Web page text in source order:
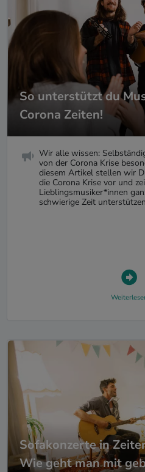
So unterstützt du
Corona Zeiten!
Wir alle wissen:
von der Corona Krise
diesem Artikel stellen wir
die Corona Krise vor und
Lieblingsmusiker*innen
schwierige Zeit
Sofakonzerte in
Wie geht man mit